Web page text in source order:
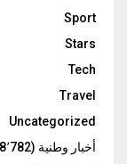
Sport
Stars
Tech
Travel
Uncategorized
أخبار وطنية (8٬782)